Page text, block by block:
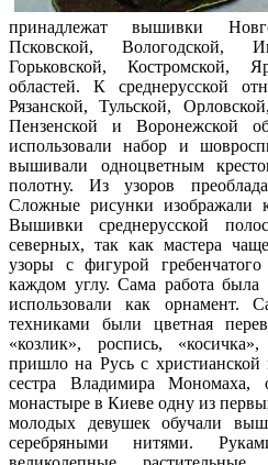
принадлежат вышивки
Псковской, Вологодской,
Горьковской, Костромской,
областей. К среднерусской
Рязанской, Тульской,
Пензенской и Воронежской
использовали набор и
вышивали одноцветным
полотну. Из узоров
Сложные рисунки изображали
Вышивки среднерусской
северных, так как мастера
узоры с фигурой
каждом углу. Сама работа
использовали как орнамент.
техниками были цветная
«козлик», роспись,
пришло на Русь с
сестра Владимира Мономаха,
монастыре в Киеве одну из
молодых девушек обучали
серебряными нитями.